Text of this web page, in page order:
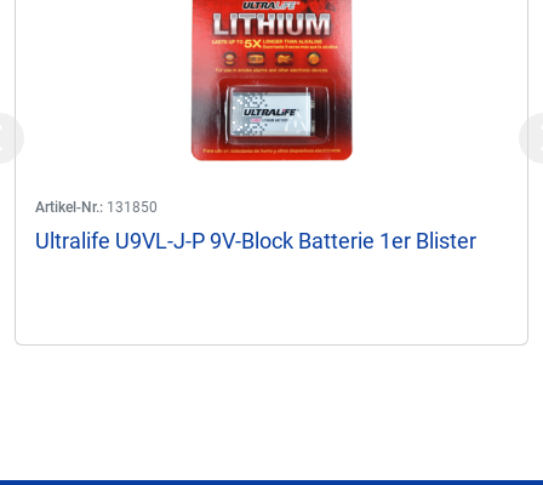
Artikel-Nr.: 131850
Ultralife U9VL-J-P 9V-Block Batterie 1er Blister